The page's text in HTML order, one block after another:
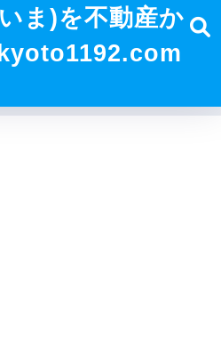
ま)を不動産か